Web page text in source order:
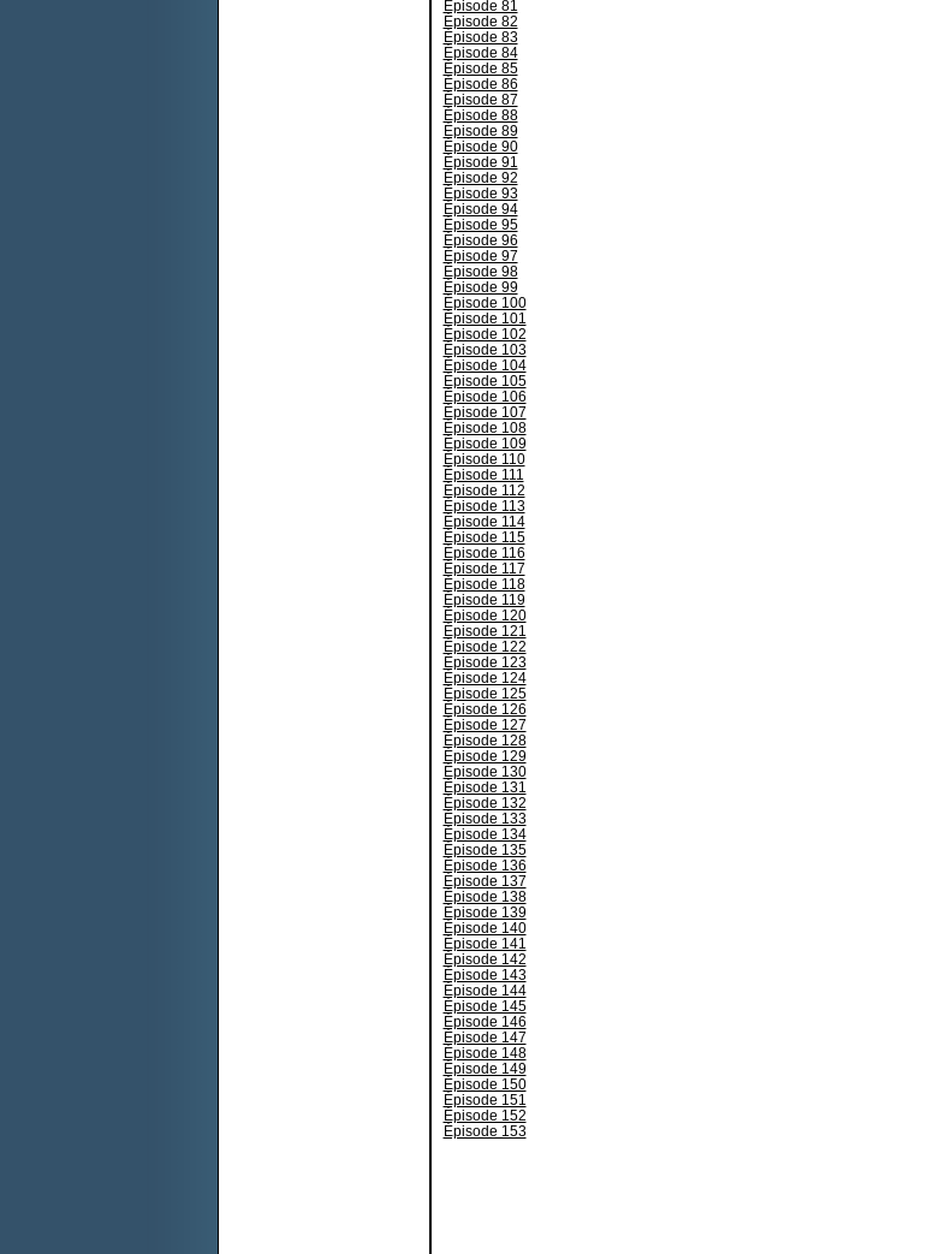
Épisode 81
Épisode 82
Épisode 83
Épisode 84
Épisode 85
Épisode 86
Épisode 87
Épisode 88
Épisode 89
Épisode 90
Épisode 91
Épisode 92
Épisode 93
Épisode 94
Épisode 95
Épisode 96
Épisode 97
Épisode 98
Épisode 99
Épisode 100
Épisode 101
Épisode 102
Épisode 103
Épisode 104
Épisode 105
Épisode 106
Épisode 107
Épisode 108
Épisode 109
Épisode 110
Épisode 111
Épisode 112
Épisode 113
Épisode 114
Épisode 115
Épisode 116
Épisode 117
Épisode 118
Épisode 119
Épisode 120
Épisode 121
Épisode 122
Épisode 123
Épisode 124
Épisode 125
Épisode 126
Épisode 127
Épisode 128
Épisode 129
Épisode 130
Épisode 131
Épisode 132
Épisode 133
Épisode 134
Épisode 135
Épisode 136
Épisode 137
Épisode 138
Épisode 139
Épisode 140
Épisode 141
Épisode 142
Épisode 143
Épisode 144
Épisode 145
Épisode 146
Épisode 147
Épisode 148
Épisode 149
Épisode 150
Épisode 151
Épisode 152
Épisode 153